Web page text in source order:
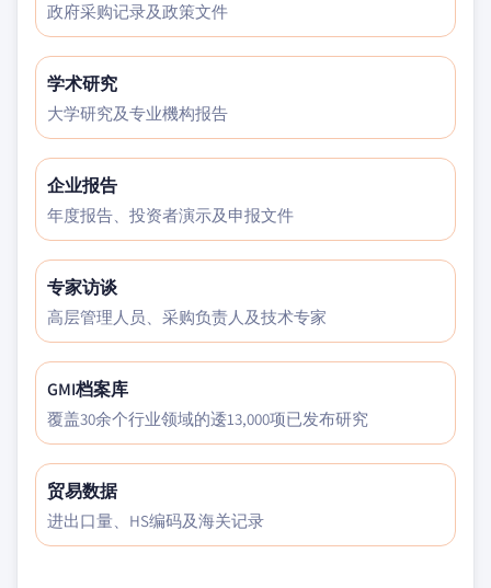
政府采购记录及政策文件
学术研究
大学研究及专业機构报告
企业报告
年度报告、投资者演示及申报文件
专家访谈
高层管理人员、采购负责人及技术专家
GMI档案库
覆盖30余个行业领域的逶13,000项已发布研究
贸易数据
进出口量、HS编码及海关记录